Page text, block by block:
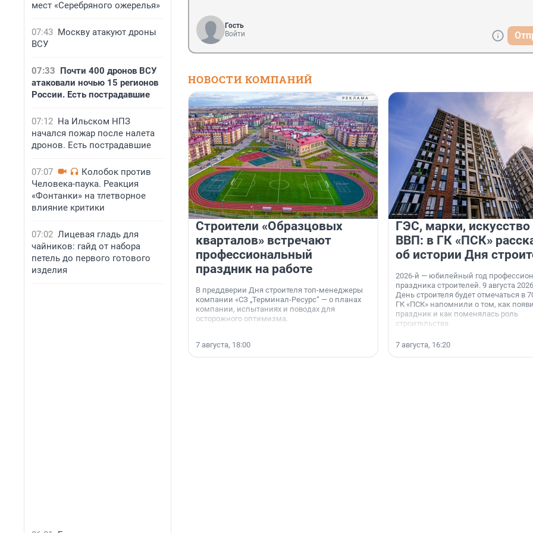
мест «Серебряного ожерелья»
07:43 Москву атакуют дроны
ВСУ
07:33 Почти 400 дронов ВСУ
атаковали ночью 15 регионов
России. Есть пострадавшие
07:12 На Ильском НПЗ
начался пожар после налета
дронов. Есть пострадавшие
07:07
Колобок против
Человека-паука. Реакция
«Фонтанки» на тлетворное
влияние критики
07:02 Лицевая гладь для
чайников: гайд от набора
петель до первого готового
изделия
Гость
Войти
НОВОСТИ КОМПАНИЙ
Строители «Образцовых
кварталов» встречают
профессиональный
праздник на работе
В преддверии Дня строителя топ-менеджеры
компании «СЗ „Терминал-Ресурс“ — о планах
компании, испытаниях и поводах для
осторожного оптимизма.
7 августа, 18:00
ГЭС, марки, искусство
ВВП: в ГК «ПСК»
об истории Дня
2026-й — юбилейный год
праздника строителей. 9 августа
День строителя будет отмечаться в
ГК «ПСК» напомнили о том, как
праздник и как поменялась роль
строительства.
7 августа, 16:20